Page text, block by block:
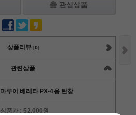
관심상품
상품리뷰 [0]
관련상품
마루이 베레타 PX-4용 탄창
상품가 : 52,000원